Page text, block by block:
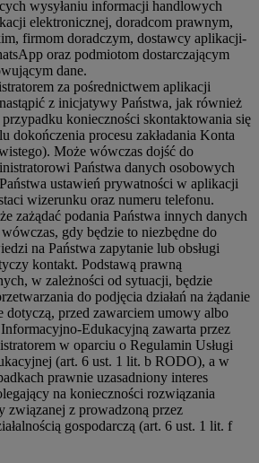
wysyłaniu informacji handlowych
elektronicznej, doradcom prawnym,
firmom doradczym, dostawcy aplikacji-
oraz podmiotom dostarczającym
dane.
za pośrednictwem aplikacji
z inicjatywy Państwa, jak również
konieczności skontaktowania się
dokończenia procesu zakładania Konta
Może wówczas dojść do
Państwa danych osobowych
ustawień prywatności w aplikacji
wizerunku oraz numeru telefonu.
zażądać podania Państwa innych danych
gdy będzie to niezbędne do
na Państwa zapytanie lub obsługi
kontakt. Podstawą prawną
w zależności od sytuacji, będzie
do podjęcia działań na żądanie
dotyczą, przed zawarciem umowy albo
Edukacyjną zawarta przez
w oparciu o Regulamin Usługi
(art. 6 ust. 1 lit. b RODO), a w
prawnie uzasadniony interes
na konieczności rozwiązania
związanej z prowadzoną przez
gospodarczą (art. 6 ust. 1 lit. f